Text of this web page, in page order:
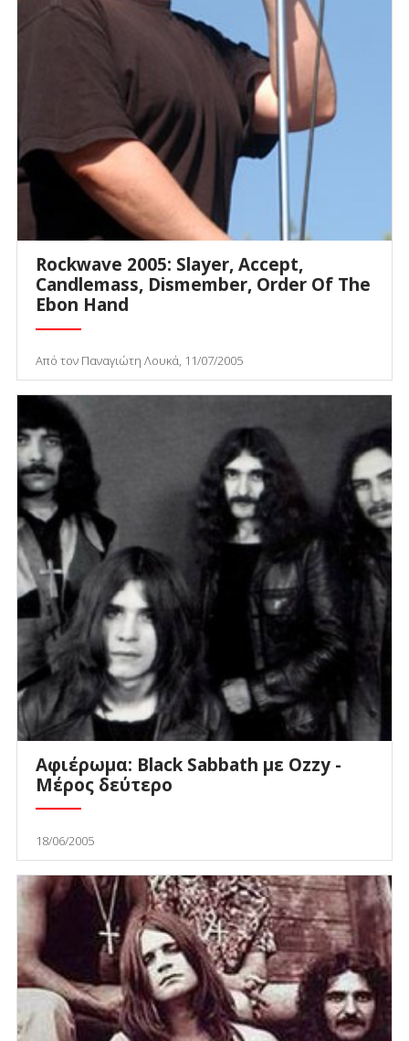
Rockwave 2005: Slayer, Accept,
Candlemass, Dismember, Order Of The
Ebon Hand
Από τον Παναγιώτη Λουκά, 11/07/2005
Αφιέρωμα: Black Sabbath με Ozzy -
Μέρος δεύτερο
18/06/2005